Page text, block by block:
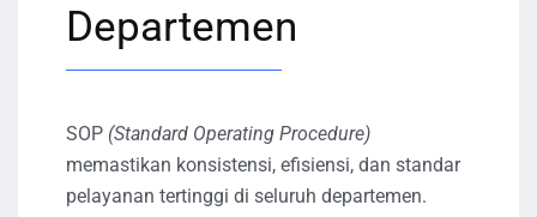
Departemen
SOP (Standard Operating Procedure)
memastikan konsistensi, efisiensi, dan standar
pelayanan tertinggi di seluruh departemen.